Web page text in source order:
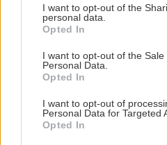
not limited to your visit or usage
grant or deny consent to
use your data for below
consent section.
I want to opt-out of the
personal data.
Opted In
I want to opt-out of the Sale
Personal Data.
Opted In
I want to opt-out of
Personal Data for Targeted
Opted In